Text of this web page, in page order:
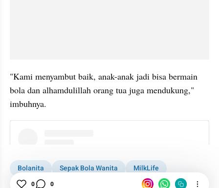
"Kami menyambut baik, anak-anak jadi bisa bermain
bola dan alhamdulillah orang tua juga mendukung,"
imbuhnya.
Bolanita Sepak Bola Wanita
MilkLife
MilkLife Soccer Challenge
0 0